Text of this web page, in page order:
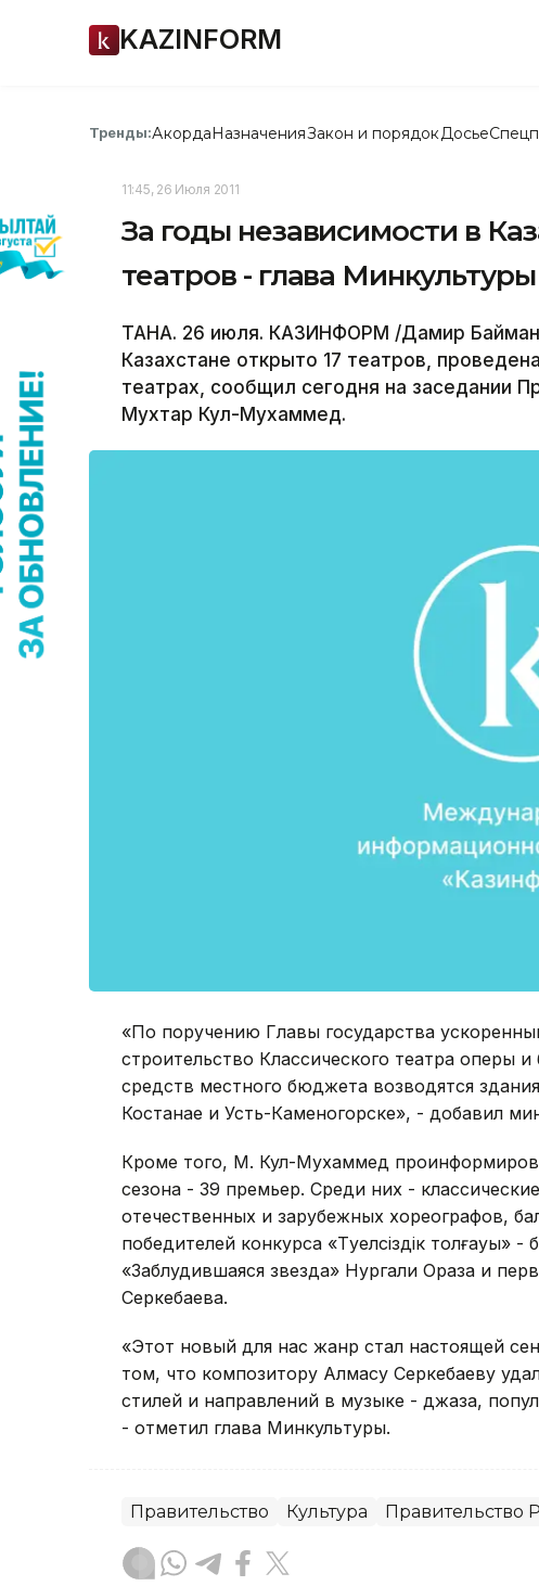
KAZINFORM
Тренды:АкордаНазначенияЗакон и порядок Досье
11:45, 26 Июля 2011
За годы независимости в
театров - глава
ТАНА. 26 июля. КАЗИНФОРМ /Дамир
Казахстане открыто 17 театров,
театрах, сообщил сегодня на заседании
Мухтар Кул-Мухаммед.
«По поручению Главы государства
строительство Классического театра оперы
средств местного бюджета возводятся
Костанае и Усть-Каменогорске», - добавил
Кроме того, М. Кул-Мухаммед
сезона - 39 премьер. Среди них -
отечественных и зарубежных хореографов,
победителей конкурса «Тәуелсіздік
«Заблудившаяся звезда» Нургали Ораза и
Серкебаева.
«Этот новый для нас жанр стал настоящей
том, что композитору Алмасу Серкебаеву
стилей и направлений в музыке - джаза,
- отметил глава Минкультуры.
Правительство Культура Правительство